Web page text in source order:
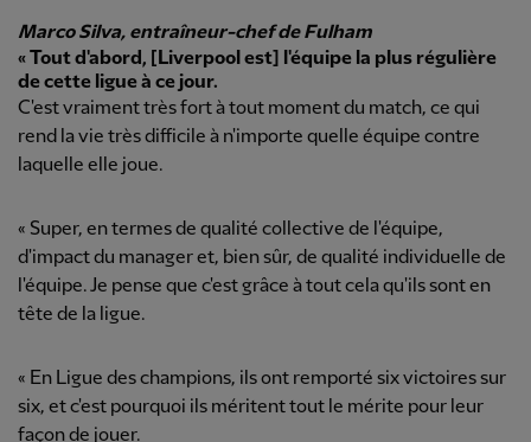
Marco Silva, entraîneur-chef de Fulham
« Tout d'abord, [Liverpool est] l'équipe la plus régulière
de cette ligue à ce jour.
C'est vraiment très fort à tout moment du match, ce qui
rend la vie très difficile à n'importe quelle équipe contre
laquelle elle joue.
« Super, en termes de qualité collective de l'équipe,
d'impact du manager et, bien sûr, de qualité individuelle de
l'équipe. Je pense que c'est grâce à tout cela qu'ils sont en
tête de la ligue.
« En Ligue des champions, ils ont remporté six victoires sur
six, et c'est pourquoi ils méritent tout le mérite pour leur
façon de jouer.